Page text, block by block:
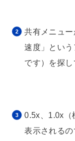
共有メニュ
速度」とい
です）を探し
0.5x、1.0x（
表示される